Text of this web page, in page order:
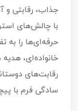
جذاب، رقابتی و
با چالش‌های
حرفه‌ای‌ها را به
خانواده‌ای،
رقابت‌های
سادگی فرم با